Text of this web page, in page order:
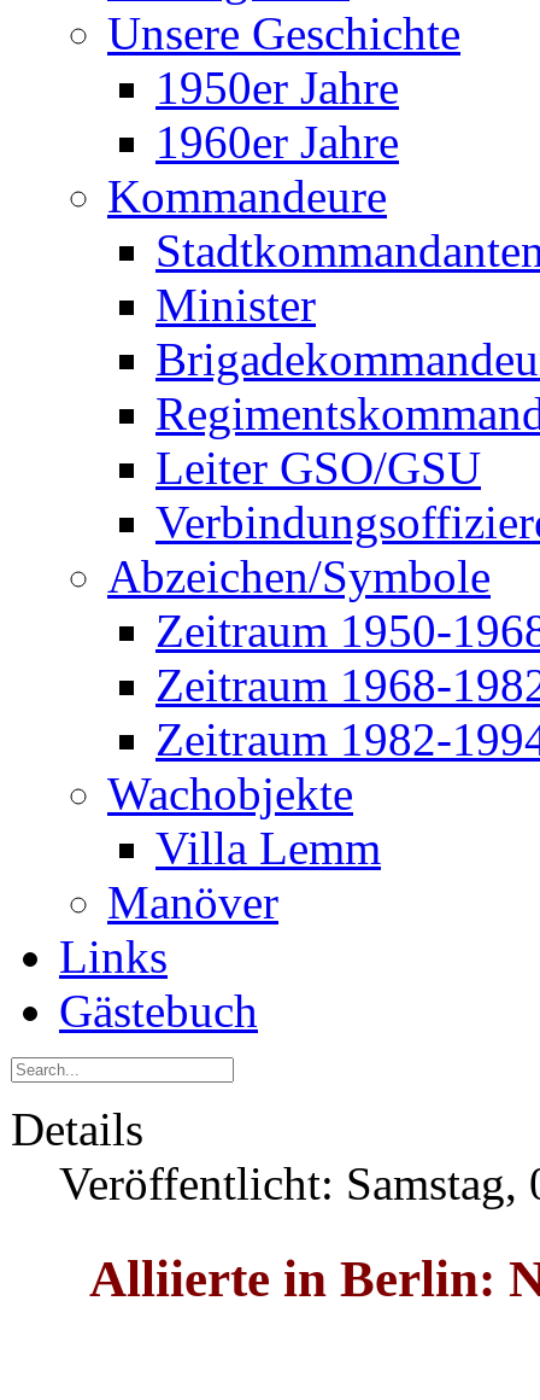
Unsere Geschichte
1950er Jahre
1960er Jahre
Kommandeure
Minister
Leiter GSO/GSU
Abzeichen/Symbole
Zeitraum 1950-
Zeitraum 1968-
Zeitraum 1982-
Wachobjekte
Villa Lemm
Manöver
Links
Gästebuch
Details
Veröffentlicht: Samstag,
Alliierte in Berlin: